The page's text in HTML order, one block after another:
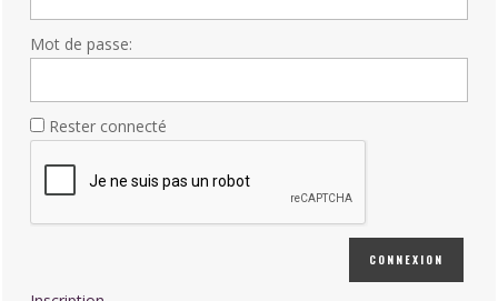
Mot de passe:
Rester connecté
CONNEXION